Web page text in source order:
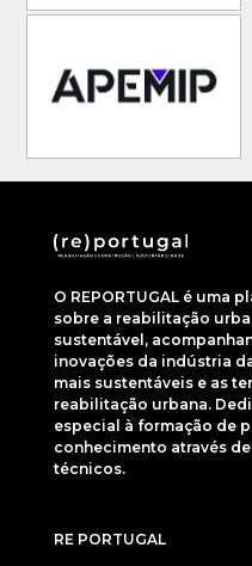
O REPORTUGAL é uma
sobre a reabilitação
sustentável,
inovações da indústria
mais sustentáveis e as
reabilitação urbana.
especial à formação de
conhecimento através
técnicos.
RE PORTUGAL